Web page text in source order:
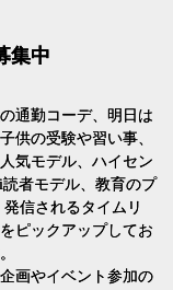
集中
通勤コーデ、明日は
供の受験や習い事、
気モデル、ハイセン
読者モデル、教育のプ
発信されるタイムリ
ピックアップしてお
画やイベント参加の